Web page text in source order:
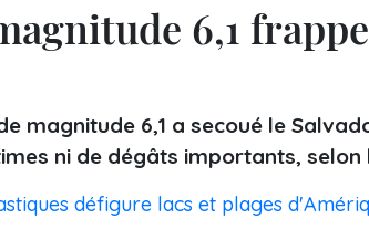
6,1
magnitude 6,1 a secoué le
ni de dégâts importants,
défigure lacs et plages